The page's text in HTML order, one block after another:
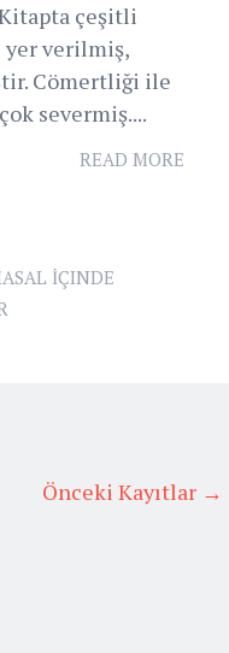
çeşitli
yer verilmiş,
Cömertliği ile
severmiş....
READ MORE
İÇINDE
Önceki Kayıtlar →